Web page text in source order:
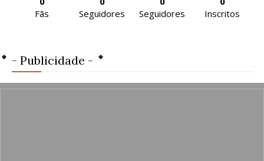
Fãs
Seguidores
Seguidores
Inscritos
- Publicidade -